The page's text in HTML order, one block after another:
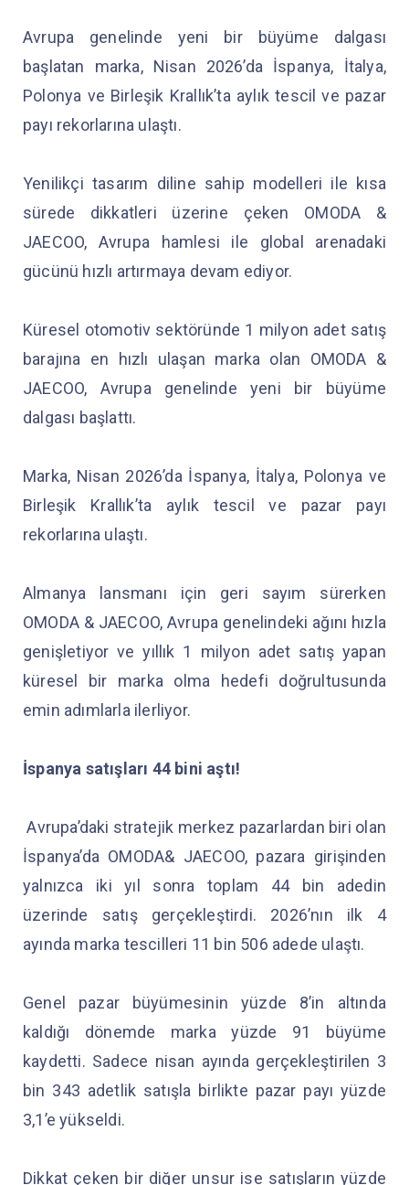
Avrupa genelinde yeni bir büyüme dalgası
başlatan marka, Nisan 2026’da İspanya, İtalya,
Polonya ve Birleşik Krallık’ta aylık tescil ve pazar
payı rekorlarına ulaştı.
Yenilikçi tasarım diline sahip modelleri ile kısa
sürede dikkatleri üzerine çeken OMODA &
JAECOO, Avrupa hamlesi ile global arenadaki
gücünü hızlı artırmaya devam ediyor.
Küresel otomotiv sektöründe 1 milyon adet satış
barajına en hızlı ulaşan marka olan OMODA &
JAECOO, Avrupa genelinde yeni bir büyüme
dalgası başlattı.
Marka, Nisan 2026’da İspanya, İtalya, Polonya ve
Birleşik Krallık’ta aylık tescil ve pazar payı
rekorlarına ulaştı.
Almanya lansmanı için geri sayım sürerken
OMODA & JAECOO, Avrupa genelindeki ağını hızla
genişletiyor ve yıllık 1 milyon adet satış yapan
küresel bir marka olma hedefi doğrultusunda
emin adımlarla ilerliyor.
İspanya satışları 44 bini aştı!
Avrupa’daki stratejik merkez pazarlardan biri olan
İspanya’da OMODA& JAECOO, pazara girişinden
yalnızca iki yıl sonra toplam 44 bin adedin
üzerinde satış gerçekleştirdi. 2026’nın ilk 4
ayında marka tescilleri 11 bin 506 adede ulaştı.
Genel pazar büyümesinin yüzde 8’in altında
kaldığı dönemde marka yüzde 91 büyüme
kaydetti. Sadece nisan ayında gerçekleştirilen 3
bin 343 adetlik satışla birlikte pazar payı yüzde
3,1’e yükseldi.
Dikkat çeken bir diğer unsur ise satışların yüzde